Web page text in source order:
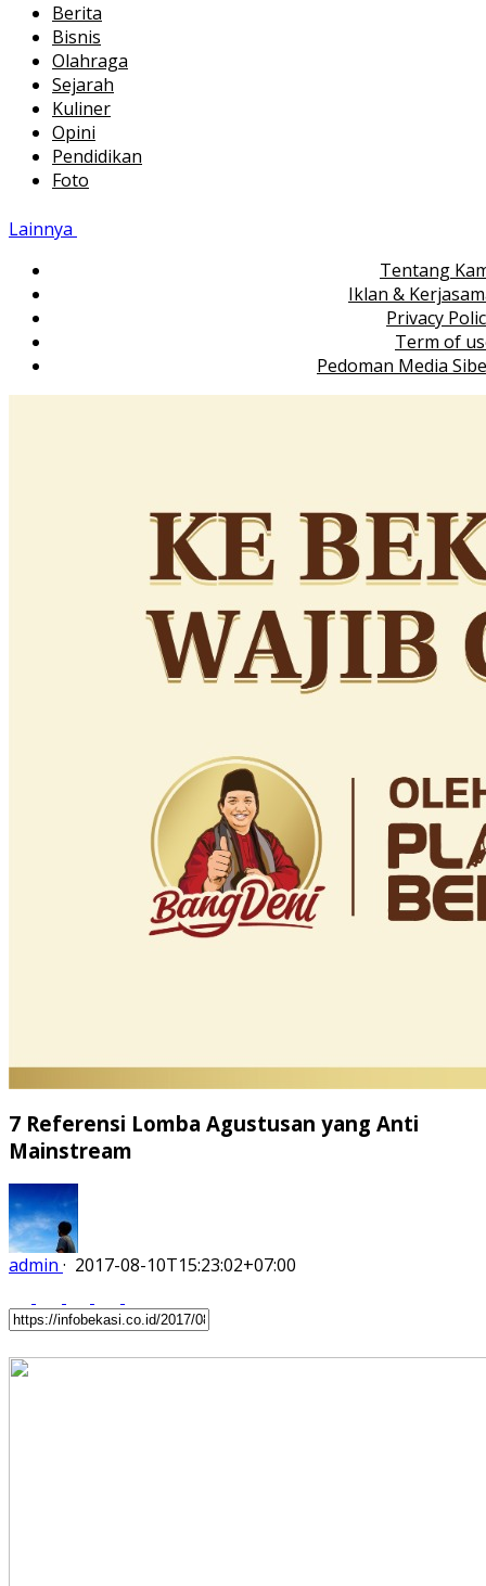
Berita
Bisnis
Olahraga
Sejarah
Kuliner
Opini
Pendidikan
Foto
Lainnya
Tentang
Iklan &
Privacy
Term of
Pedoman Media
7 Referensi Lomba Agustusan yang Anti
Mainstream
admin · 2017-08-10T15:23:02+07:00